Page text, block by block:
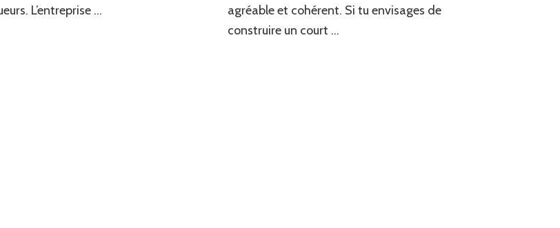
elle
L’entreprise …
d’un
court
agréable et cohérent. Si tu envisages de
construire un court …